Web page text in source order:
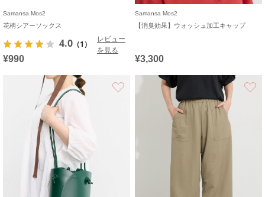
Samansa Mos2
花柄シアーソックス
4.0 （1）
レビュー
を見る
¥990
Samansa Mos2
【消臭効果】ウォッシュ加工キャップ
¥3,300
お気に入り